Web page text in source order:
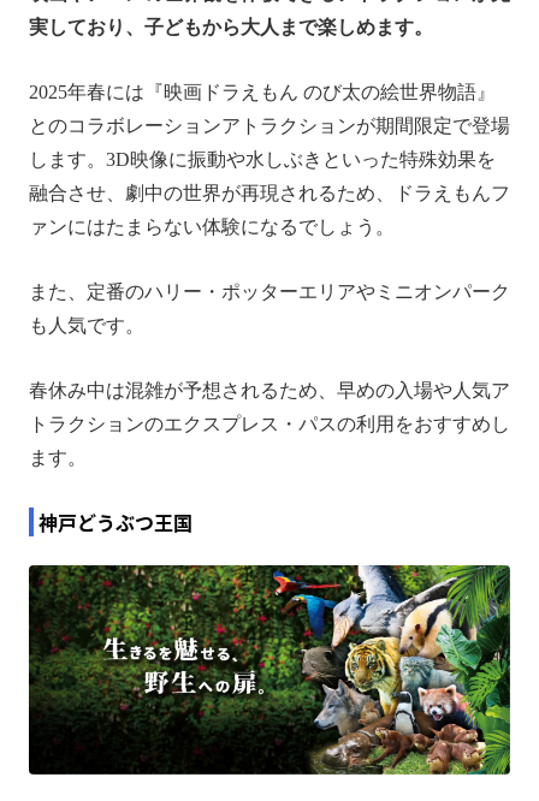
実しており、子どもから大人まで楽しめます。
2025年春には『映画ドラえもん のび太の絵世界物語』
とのコラボレーションアトラクションが期間限定で登場
します。3D映像に振動や水しぶきといった特殊効果を
融合させ、劇中の世界が再現されるため、ドラえもんフ
ァンにはたまらない体験になるでしょう。
また、定番のハリー・ポッターエリアやミニオンパーク
も人気です。
春休み中は混雑が予想されるため、早めの入場や人気ア
トラクションのエクスプレス・パスの利用をおすすめし
ます。
神戸どうぶつ王国